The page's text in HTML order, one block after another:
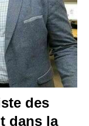
des
dans la